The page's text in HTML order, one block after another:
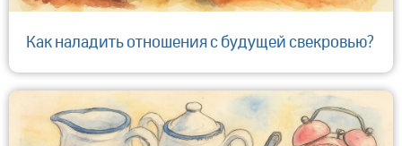
Как наладить отношения с будущей свекровью?